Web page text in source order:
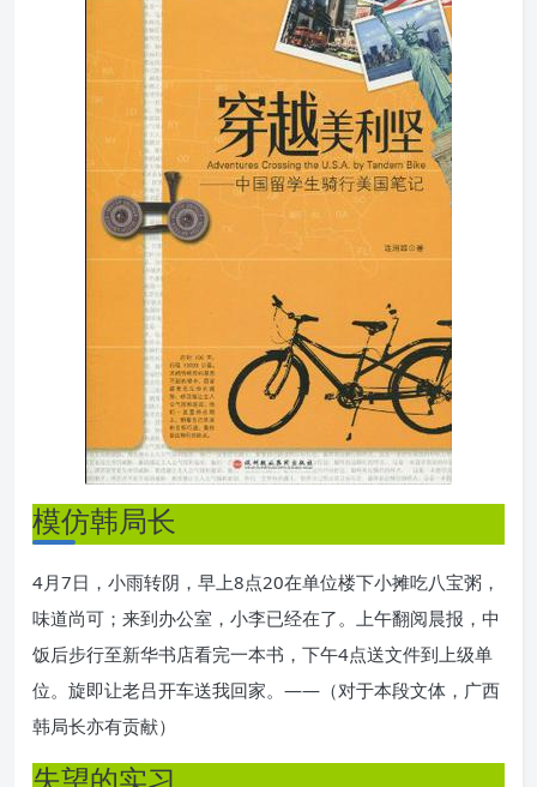
模仿韩局长
4月7日，小雨转阴，早上8点20在单位楼下小摊吃八宝粥，
味道尚可；来到办公室，小李已经在了。上午翻阅晨报，中
饭后步行至新华书店看完一本书，下午4点送文件到上级单
位。旋即让老吕开车送我回家。——（对于本段文体，广西
韩局长亦有贡献）